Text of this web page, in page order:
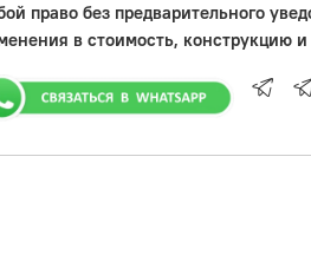
право без предварительного
в стоимость, конструкцию